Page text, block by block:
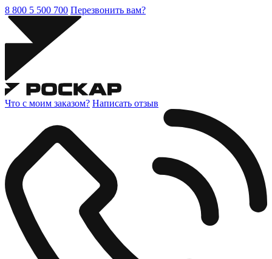
8 800 5 500 700 Перезвонить вам?
Что с моим заказом? Написать отзыв